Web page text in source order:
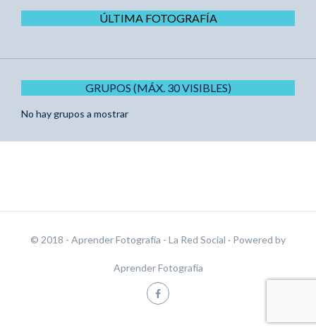
ÚLTIMA FOTOGRAFÍA
GRUPOS (MÁX. 30 VISIBLES)
No hay grupos a mostrar
© 2018 - Aprender Fotografía - La Red Social · Powered by
Aprender Fotografía